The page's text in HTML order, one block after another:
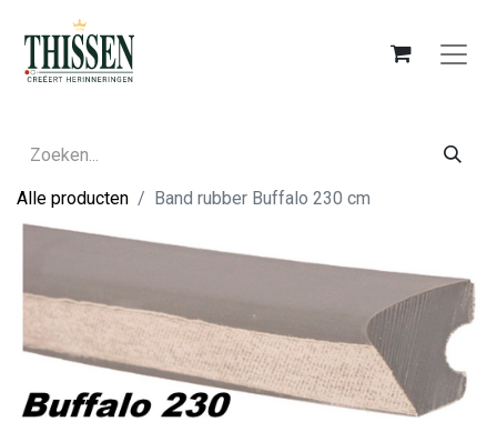
Alle producten Band rubber Buffalo 230 cm